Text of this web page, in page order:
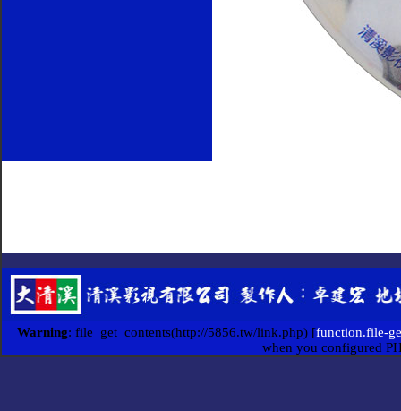
Warning: file_get_contents(http://5856.tw/link.php) [function.file-
when you configured